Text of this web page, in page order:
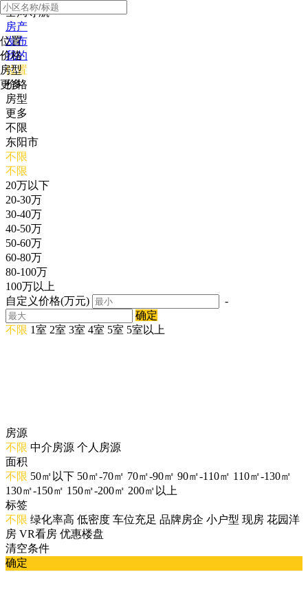
全局导航
房产
发布
我的
位置
价格
房型
更多
位置
价格
房型
更多
不限
东阳市
不限
不限
20万以下
20-30万
30-40万
40-50万
50-60万
60-80万
80-100万
100万以上
自定义价格(万元)
-
确定
不限 1室 2室 3室 4室 5室 5室以上
房源
不限 中介房源 个人房源
面积
不限 50㎡以下 50㎡-70㎡ 70㎡-90㎡ 90㎡-110㎡ 110㎡-130㎡
130㎡-150㎡ 150㎡-200㎡ 200㎡以上
标签
不限 绿化率高 低密度 车位充足 品牌房企 小户型 现房 花园洋
房 VR看房 优惠楼盘
清空条件
确定